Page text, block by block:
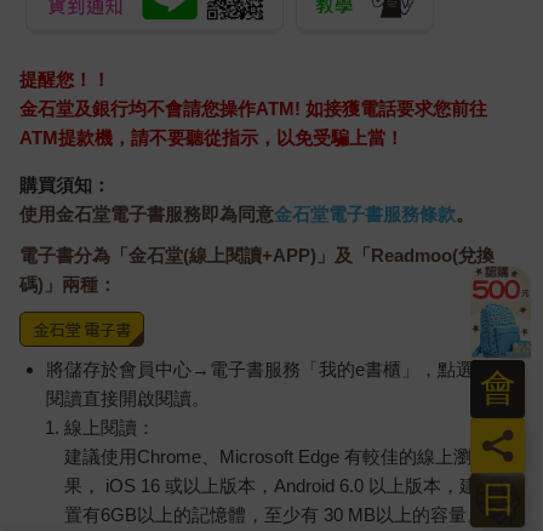
提醒您！！
金石堂及銀行均不會請您操作ATM! 如接獲電話要求您前往
ATM提款機，請不要聽從指示，以免受騙上當！
購買須知：
使用金石堂電子書服務即為同意金石堂電子書服務條款。
電子書分為「金石堂(線上閱讀+APP)」及「Readmoo(兌換
碼)」兩種：
將儲存於會員中心→電子書服務「我的e書櫃」，點選線上
閱讀直接開啟閱讀。
線上閱讀：
建議使用Chrome、Microsoft Edge 有較佳的線上瀏覽效
果， iOS 16 或以上版本，Android 6.0 以上版本，建議裝
置有6GB以上的記憶體，至少有 30 MB以上的容量。
日
員
會